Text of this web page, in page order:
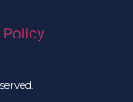
Policy